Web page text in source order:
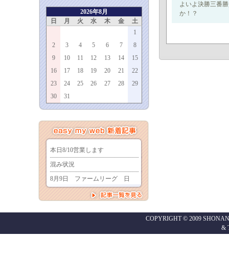
2026年8月
日
月 火 水 木 金
土
1
2
3 4 5 6 7
8
9
10 11 12 13 14
15
16
17 18 19 20 21
22
23
24 25 26 27 28
29
30
31
よいよ決勝三番
か！？
COPYRIGHT © 2009
&